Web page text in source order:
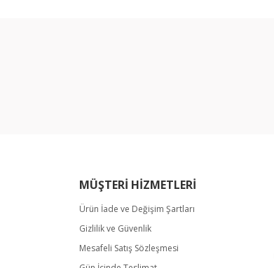
MÜŞTERİ HİZMETLERİ
Ürün İade ve Değişim Şartları
Gizlilik ve Güvenlik
Mesafeli Satış Sözleşmesi